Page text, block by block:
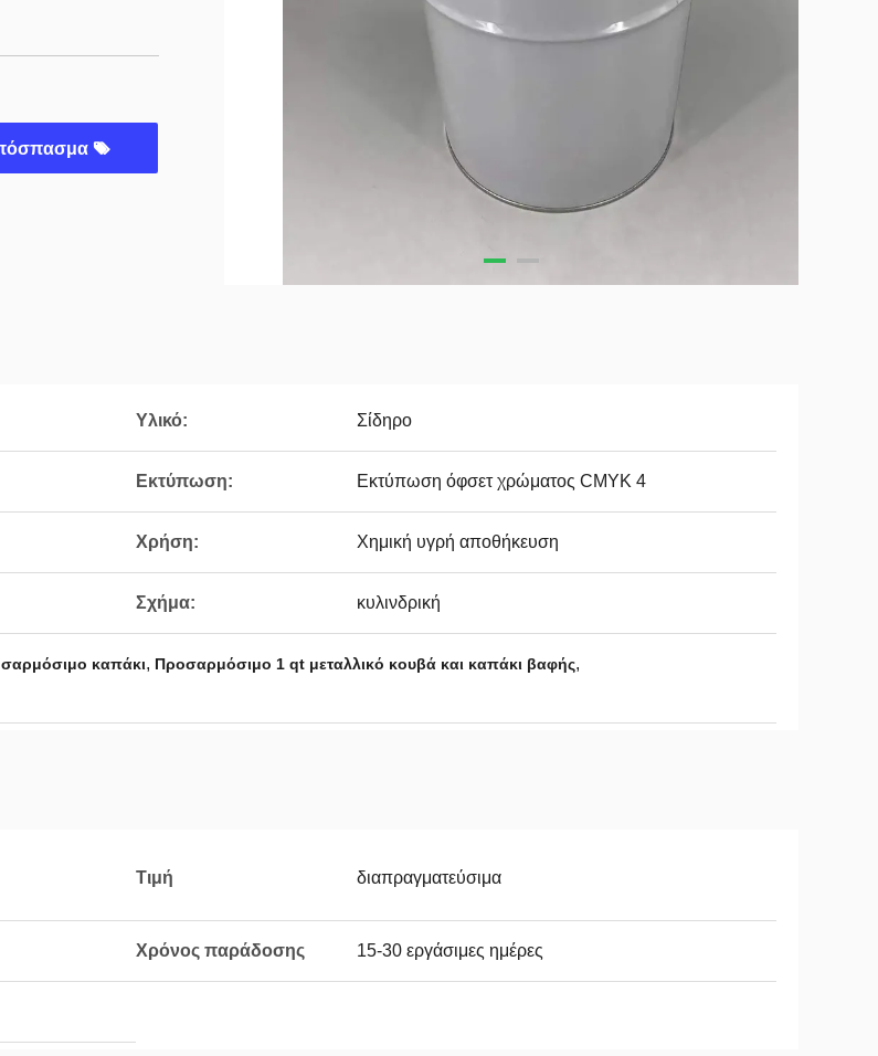
Υλικό: Σίδηρο
Εκτύπωση: Εκτύπωση όφσετ χρώματος CMYK 4
Χρήση: Χημική υγρή αποθήκευση
Σχήμα: κυλινδρική
καπάκι, Προσαρμόσιμο 1 qt μεταλλικό κουβά και καπάκι βαφής,
Τιμή διαπραγματεύσιμα
Χρόνος παράδοσης 15-30 εργάσιμες ημέρες